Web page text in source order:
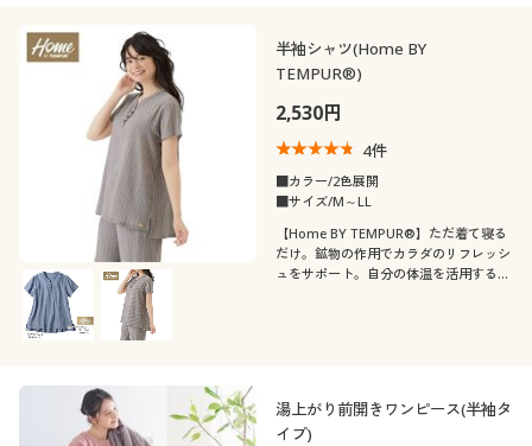
半袖シャツ(Home BY
TEMPUR®)
2,530円
4件
■カラー/2色展開
■サイズ/M～LL
【Home BY TEMPUR®】ただ着て寝る
だけ。鉱物の作用でカラダのリフレッシ
ュをサポート。自分の体温を活用するの
湯上がり前開きワンピース(半袖タ
イプ)